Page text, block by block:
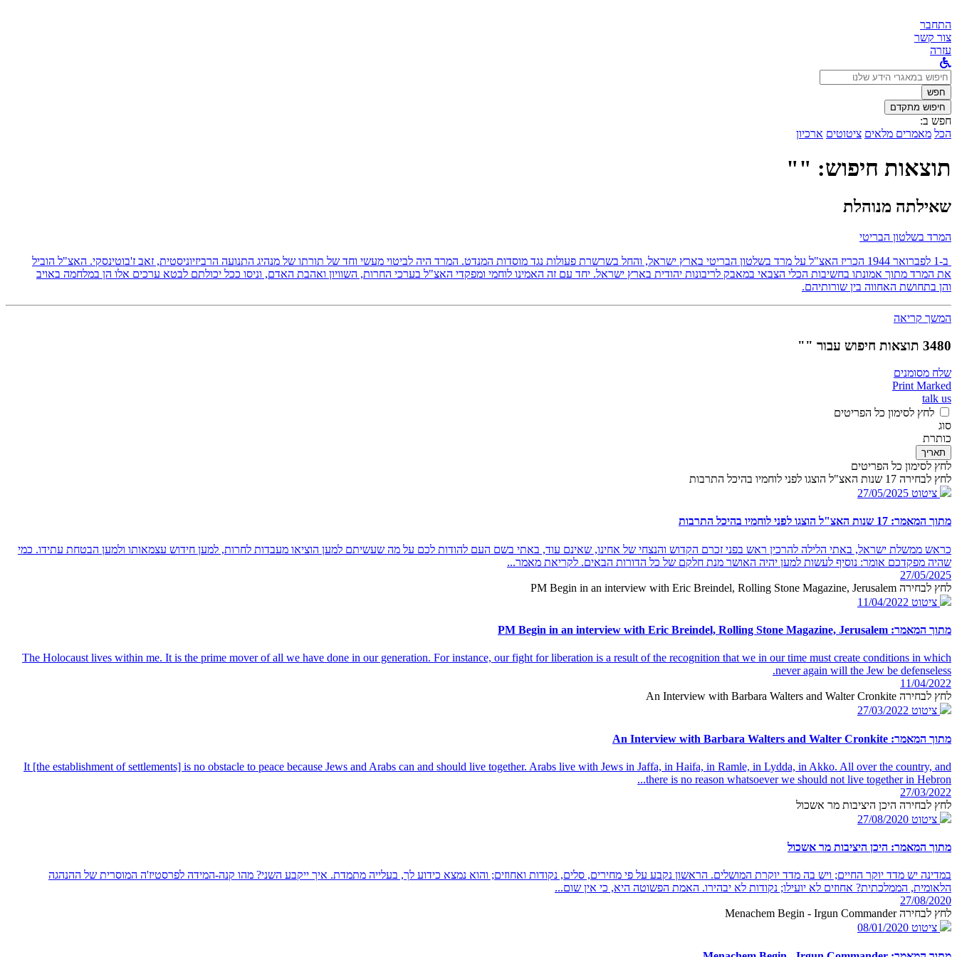
התחבר
צור קשר
עזרה
לחפש
ב:חפש
חיפוש מתקדם
חפש ב:
הכל מאמרים מלאים ציטוטים ארכיון
תוצאות חיפוש: ""
שאילתה מנוהלת
המרד בשלטון הבריטי
ב-1 לפברואר 1944 הכריז האצ"ל על מרד בשלטון הבריטי בארץ ישראל, והחל בשרשרת פעולות נגד מוסדות המנדט. המרד היה לביטוי מעשי וחד של תורתו של מנהיג התנועה הרביזיוניסטית, זאב ז'בוטינסקי. האצ"ל הוביל
את המרד מתוך אמונתו בחשיבות הכלי הצבאי במאבק לריבונות יהודית בארץ ישראל. יחד עם זה האמינו לוחמי ומפקדי האצ"ל בערכי החרות, השוויון ואהבת האדם, וניסו ככל יכולתם לבטא ערכים אלו הן במלחמה באויב
והן בתחושת האחווה בין שורותיהם.
המשך קריאה
3480 תוצאות חיפוש עבור ""
שלח מסומנים
Print Marked
talk us
לחץ לסימון כל הפריטים
סוג
כותרת
תאריך
לחץ לסימון כל הפריטים
לחץ לבחירה 17 שנות האצ"ל הוצגו לפני לוחמיו בהיכל התרבות
ציטוט 27/05/2025
מתוך המאמר: 17 שנות האצ"ל הוצגו לפני לוחמיו בהיכל התרבות
כראש ממשלת ישראל, באתי הלילה להרכין ראש בפני זכרם הקדוש והנצחי של אחינו, שאינם עוד, באתי בשם העם להודות לכם על מה שעשיתם למען הוציאו מעבדות לחרות, למען חידוש עצמאותו ולמען הבטחת עתידו. כמי
שהיה מפקדכם אומר: נוסיף לעשות למען יהיה האושר מנת חלקם של כל הדורות הבאים. לקריאת מאמר...
27/05/2025
לחץ לבחירה PM Begin in an interview with Eric Breindel, Rolling Stone Magazine, Jerusalem
ציטוט 11/04/2022
מתוך המאמר: PM Begin in an interview with Eric Breindel, Rolling Stone Magazine, Jerusalem
The Holocaust lives within me. It is the prime mover of all we have done in our generation. For instance, our fight for liberation is a result of the recognition that we in our time must create conditions in which
never again will the Jew be defenseless.
11/04/2022
לחץ לבחירה An Interview with Barbara Walters and Walter Cronkite
ציטוט 27/03/2022
מתוך המאמר: An Interview with Barbara Walters and Walter Cronkite
It [the establishment of settlements] is no obstacle to peace because Jews and Arabs can and should live together. Arabs live with Jews in Jaffa, in Haifa, in Ramle, in Lydda, in Akko. All over the country, and
there is no reason whatsoever we should not live together in Hebron...
27/03/2022
לחץ לבחירה היכן היציבות מר אשכול
ציטוט 27/08/2020
מתוך המאמר: היכן היציבות מר אשכול
במדינה יש מדד יוקר החיים; ויש בה מדד יוקרת המושלים. הראשון נקבע על פי מחירים, סלים, נקודות ואחוזים; והוא נמצא כידוע לך, בעלייה מתמדת. איך ייקבע השני? מהו קנה-המידה לפרסטיז'ה המוסרית של ההנהגה
הלאומית, הממלכתית? אחוזים לא יועילו; נקודות לא יבהירו. האמת הפשוטה היא, כי אין שום...
27/08/2020
לחץ לבחירה Menachem Begin - Irgun Commander
ציטוט 08/01/2020